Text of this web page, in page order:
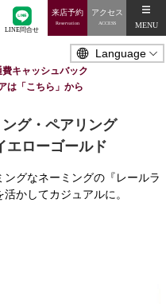
LINE問合せ
来店予約
Reservation
アクセス
ACCESS MENU
キャッシュバック
は「こちら」から
グ・ペアリング
エローゴールド
グなネーミングの『レールラ
かしてカジュアルに。